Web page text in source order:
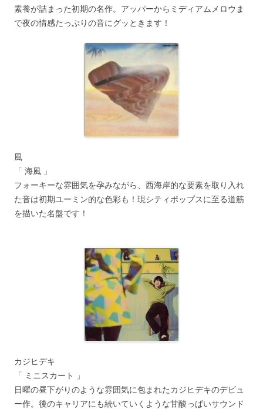
素養が詰まった初期の名作。アッパーからミディアムメロウま
で夜の情感たっぷりの音にグッときます！
風
「 海風 」
フォーキーな雰囲気を孕みながら、西海岸的な要素を取り入れ
た音は初期ユーミン的な色彩も！現シティポップスに至る道筋
を描いた名盤です！
カジヒデキ
「 ミニスカート 」
日曜の昼下がりのような雰囲気に包まれたカジヒデキのデビュ
ー作。後のキャリアにも続いていくような甘酸っぱいサウンド